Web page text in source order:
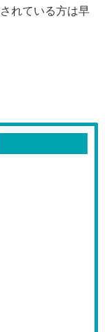
れている方は早